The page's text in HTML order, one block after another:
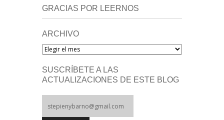
GRACIAS POR LEERNOS
ARCHIVO
Archivo
SUSCRÍBETE A LAS
ACTUALIZACIONES DE ESTE BLOG